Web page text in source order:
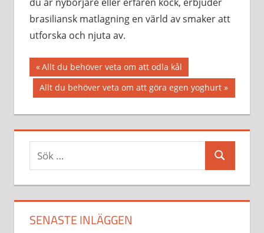
brasiliansk matlagning en värld av smaker att
utforska och njuta av.
Inläggsnavigering
Föregående
inlägg:
Allt du behöver veta om att odla kål
Nästa
inlägg:
Allt du behöver veta om att göra egen yoghurt
Sök
SENASTE INLÄGGEN